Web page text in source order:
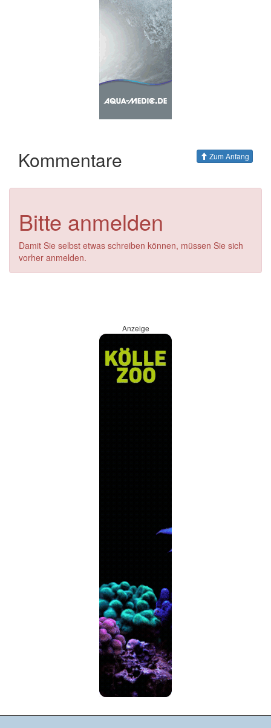
Kommentare Zum Anfang
Bitte anmelden
Damit Sie selbst etwas schreiben können, müssen Sie sich
vorher anmelden.
Anzeige